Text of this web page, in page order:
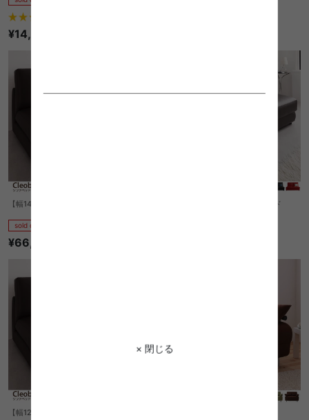
× 閉じる
¥14,999
【幅140cm】Cleobury ソファベッド
sold out
¥66,600
【幅95cm】Cleobury ソファベッド
【幅120cm】Cleobury ソファベッド